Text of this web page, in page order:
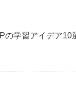
の学習アイデア10